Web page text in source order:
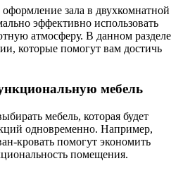
зала в двухкомнатной
эффективно использовать
атмосферу. В данном разделе
которые помогут вам достичь
мебель
мебель, которая будет
одновременно. Например,
кровать помогут экономить
помещения.